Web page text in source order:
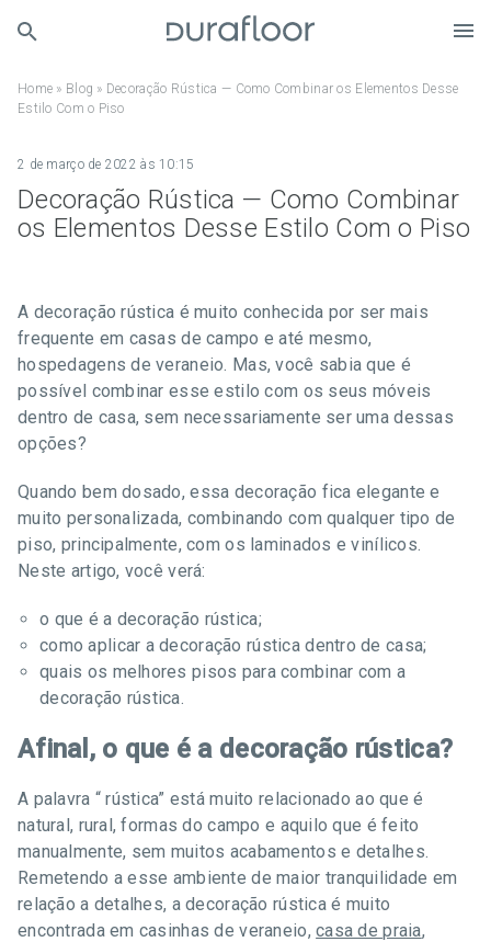
Home » Blog » Decoração Rústica — Como Combinar os Elementos Desse
Estilo Com o Piso
Decoração Rústica — Como Combinar
os Elementos Desse Estilo Com o Piso
2 de março de 2022 às 10:15
A decoração rústica é muito conhecida por ser mais
frequente em casas de campo e até mesmo,
hospedagens de veraneio. Mas, você sabia que é
possível combinar esse estilo com os seus móveis
dentro de casa, sem necessariamente ser uma dessas
opções?
Quando bem dosado, essa decoração fica elegante e
muito personalizada, combinando com qualquer tipo de
piso, principalmente, com os laminados e vinílicos.
Neste artigo, você verá:
o que é a decoração rústica;
como aplicar a decoração rústica dentro de casa;
quais os melhores pisos para combinar com a
decoração rústica.
Afinal, o que é a decoração rústica?
A palavra “ rústica” está muito relacionado ao que é
natural, rural, formas do campo e aquilo que é feito
manualmente, sem muitos acabamentos e detalhes.
Remetendo a esse ambiente de maior tranquilidade em
relação a detalhes, a decoração rústica é muito
encontrada em casinhas de veraneio,casa de praia,